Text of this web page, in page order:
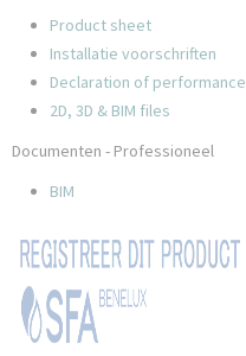
Product sheet
Installatie voorschriften
Declaration of performance
2D, 3D & BIM files
Documenten - Professioneel
BIM